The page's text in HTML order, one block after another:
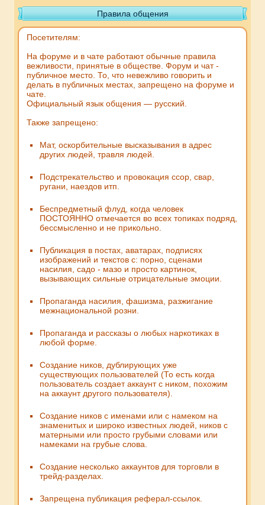
Правила общения
Посетителям:
На форуме и в чате работают обычные правила
вежливости, принятые в обществе. Форум и чат -
публичное место. То, что невежливо говорить и
делать в публичных местах, запрещено на форуме и
чате.
Официальный язык общения — русский.
Также запрещено:
Мат, оскорбительные высказывания в адрес
других людей, травля людей.
Подстрекательство и провокация ссор, свар,
ругани, наездов итп.
Беспредметный флуд, когда человек
ПОСТОЯННО отмечается во всех топиках подряд,
бессмысленно и не прикольно.
Публикация в постах, аватарах, подписях
изображений и текстов с: порно, сценами
насилия, садо - мазо и просто картинок,
вызывающих сильные отрицательные эмоции.
Пропаганда насилия, фашизма, разжигание
межнациональной розни.
Пропаганда и рассказы о любых наркотиках в
любой форме.
Создание ников, дублирующих уже
существующих пользователей (То есть когда
пользователь создает аккаунт с ником, похожим
на аккаунт другого пользователя).
Создание ников с именами или с намеком на
знаменитых и широко известных людей, ников с
матерными или просто грубыми словами или
намеками на грубые слова.
Создание несколько аккаунтов для торговли в
трейд-разделах.
Запрещена публикация реферал-ссылок.